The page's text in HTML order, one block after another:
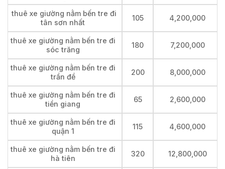
thuê xe giường nằm bến tre đi
tân sơn nhất
105 4,200,000
thuê xe giường nằm bến tre đi
sóc trăng
180 7,200,000
thuê xe giường nằm bến tre đi
trần đề
200 8,000,000
thuê xe giường nằm bến tre đi
tiền giang
65 2,600,000
thuê xe giường nằm bến tre đi
quận 1
115 4,600,000
thuê xe giường nằm bến tre đi
hà tiên
320 12,800,000